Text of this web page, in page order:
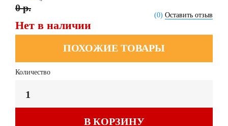
(0) Оставить отзыв
0 р.
Нет в наличии
ПОХОЖИЕ ТОВАРЫ
Количество
В КОРЗИНУ